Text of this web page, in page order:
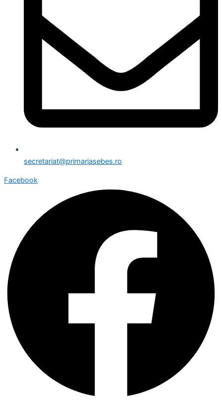
secretariat@primariasebes.ro
Facebook